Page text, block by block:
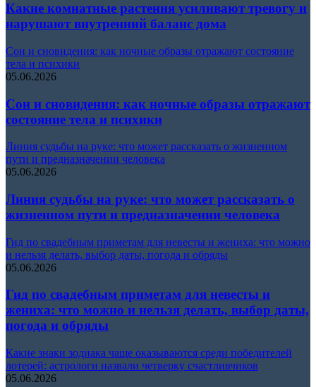
Какие комнатные растения усиливают тревогу и
нарушают внутренний баланс дома
Сон и сновидения: как ночные образы отражают состояние
тела и психики
05.06.2026
Сон и сновидения: как ночные образы отражают
состояние тела и психики
Линия судьбы на руке: что может рассказать о жизненном
пути и предназначении человека
05.06.2026
Линия судьбы на руке: что может рассказать о
жизненном пути и предназначении человека
Гид по свадебным приметам для невесты и жениха: что можно
и нельзя делать, выбор даты, погода и обряды
05.06.2026
Гид по свадебным приметам для невесты и
жениха: что можно и нельзя делать, выбор даты,
погода и обряды
Какие знаки зодиака чаще оказываются среди победителей
лотерей: астрологи назвали четверку счастливчиков
05.06.2026